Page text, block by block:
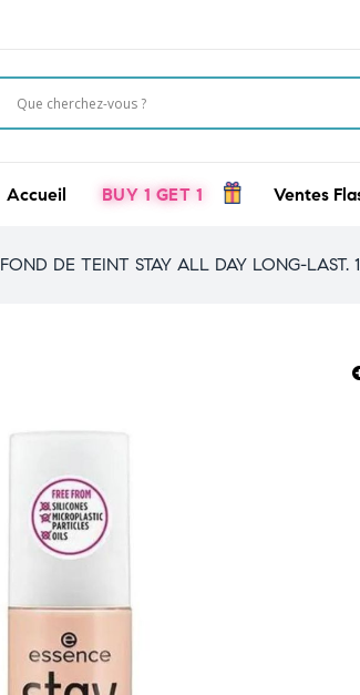
Livraison
Accueil BUY 1 GET 1 Ventes
FOND DE TEINT STAY ALL DAY LONG-LAST.